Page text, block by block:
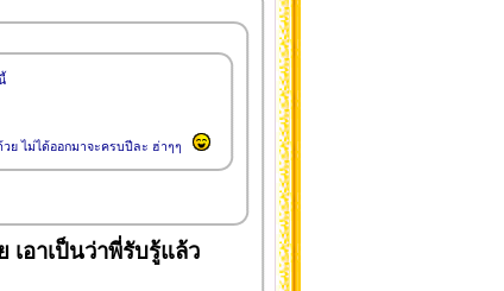
ย ไม่ได้ออกมาจะครบปีละ ฮ่าๆๆ
เอาเป็นว่าพี่รับรู้แล้ว